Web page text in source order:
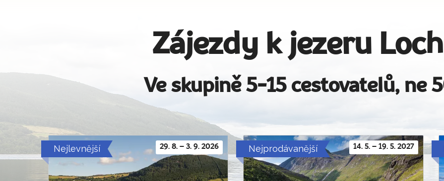
Zájezdy k jezeru
Ve skupině 5-15 cestovatelů, ne
29. 8. – 3. 9. 2026
Nejlevnější 14. 5. – 19. 5. 2027
Nejprodávanější